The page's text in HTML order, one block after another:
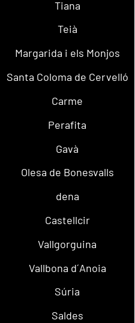
Tiana
Teià
Margarida i els Monjos
Santa Coloma de Cervelló
Carme
Perafita
Gavà
Olesa de Bonesvalls
dena
Castellcir
Vallgorguina
Vallbona d´Anoia
Súria
Saldes